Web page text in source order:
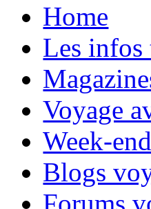
Home
Les infos
Voyage
Week-end
Blogs
Forums